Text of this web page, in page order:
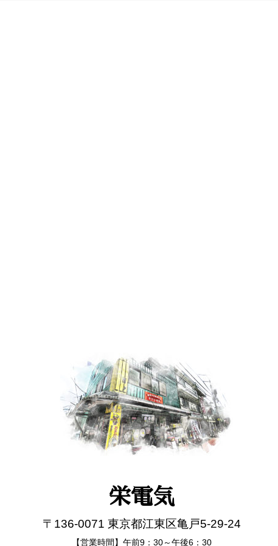
栄電気
〒136-0071 東京都江東区亀戸5-29-24
【営業時間】午前9：30～午後6：30